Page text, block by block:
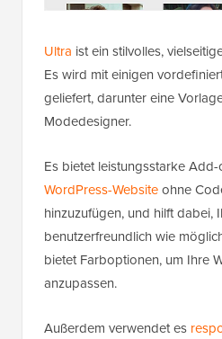
Ultra ist ein stilvolles,
Es wird mit einigen
geliefert, darunter eine
Modedesigner.
Es bietet leistungsstarke
WordPress-Websiteohne
hinzuzufügen, und hilft dabei,
benutzerfreundlich wie
bietet Farboptionen, um Ihre
anzupassen.
Außerdem verwendet es